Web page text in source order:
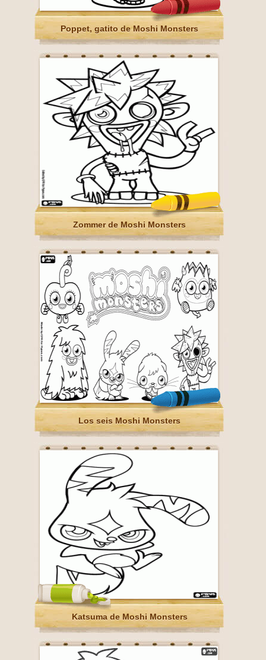
Poppet, gatito de Moshi Monsters
Zommer de Moshi Monsters
Los seis Moshi Monsters
Katsuma de Moshi Monsters